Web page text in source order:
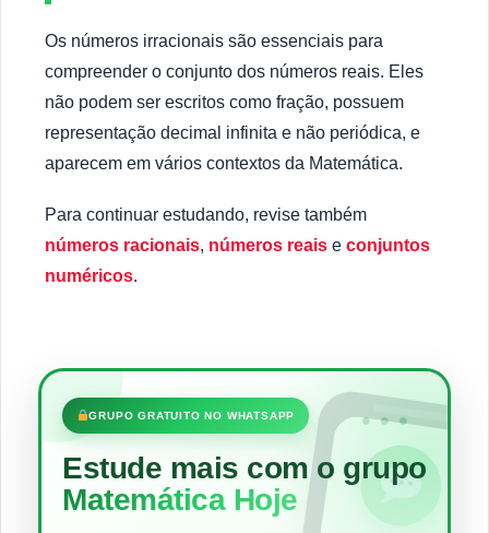
Os números irracionais são essenciais para
compreender o conjunto dos números reais. Eles
não podem ser escritos como fração, possuem
representação decimal infinita e não periódica, e
aparecem em vários contextos da Matemática.
Para continuar estudando, revise também
números racionais, números reais e conjuntos
numéricos.
•••
GRUPO GRATUITO NO WHATSAPP
Estude mais com o grupo
Matemática Hoje